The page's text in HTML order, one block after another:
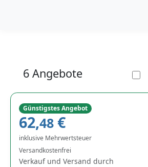
6 Angebote
Günstigstes Angebot
62,48 €
inklusive Mehrwertsteuer
Versandkostenfrei
Verkauf und Versand durch